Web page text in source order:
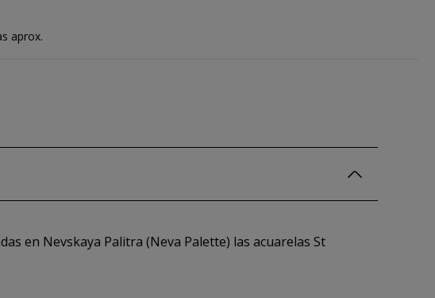
aprox.
en Nevskaya Palitra (Neva Palette) las acuarelas St